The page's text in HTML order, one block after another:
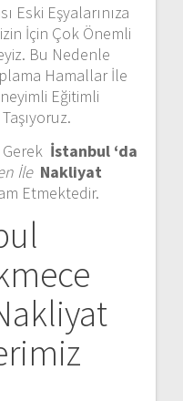
Eski Eşyalarınıza
İçin Çok Önemli
Bu Nedenle
Hamallar İle
Eğitimli
İstanbul ‘da
İle Nakliyat
Etmektedir.